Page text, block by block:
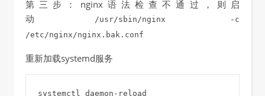
第三步：nginx语法检查不通过，则启
动
/usr/sbin/nginx -c
/etc/nginx/nginx.bak.conf
重新加载systemd服务
systemctl daemon-reload